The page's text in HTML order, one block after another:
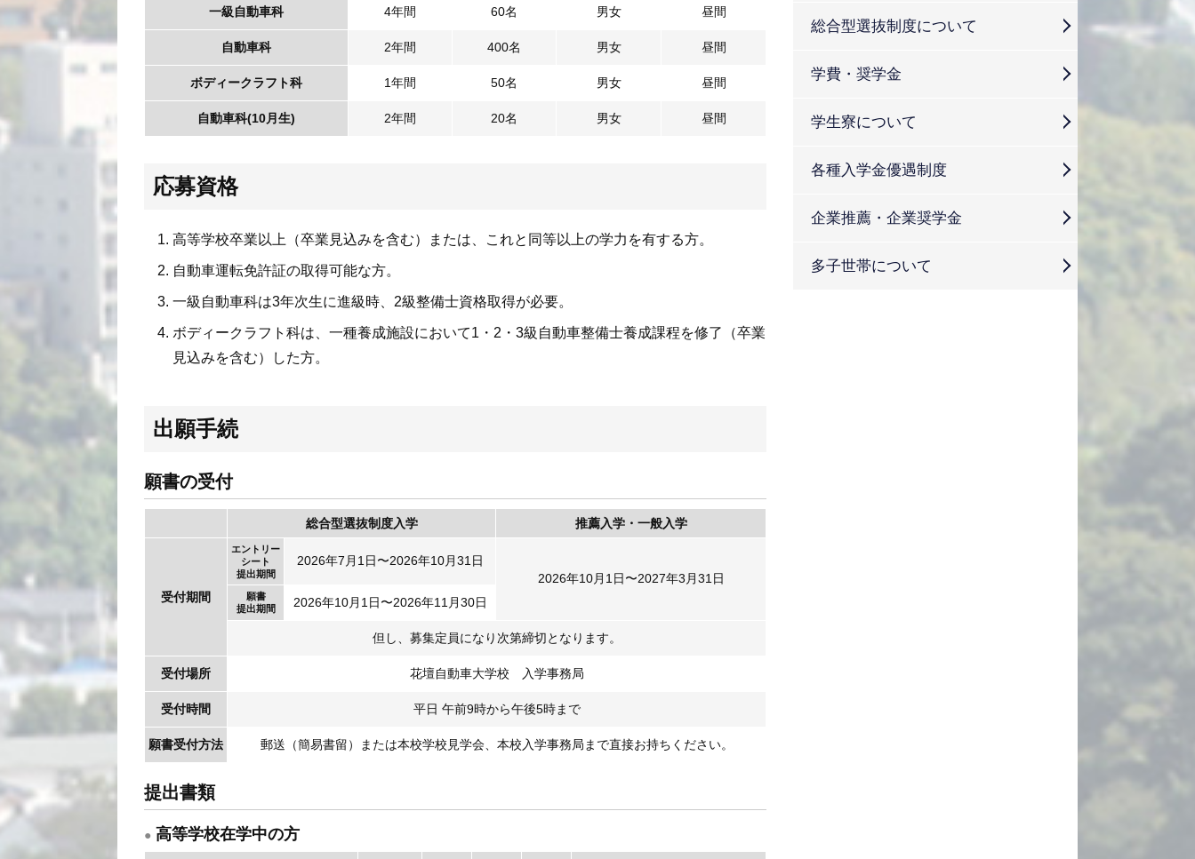
一級自動車科 4年間 60名 男女 昼間
自動車科 2年間 400名 男女 昼間
ボディークラフト科 1年間 50名 男女 昼間
自動車科(10月生) 2年間 20名 男女 昼間
応募資格
高等学校卒業以上（卒業見込みを含む）または、これと同等以上の学力を有する方。
自動車運転免許証の取得可能な方。
一級自動車科は3年次生に進級時、2級整備士資格取得が必要。
ボディークラフト科は、一種養成施設において1・2・3級自動車整備士養成課程を修了（卒業
見込みを含む）した方。
出願手続
願書の受付
総合型選抜制度入学 推薦入学・一般入学
受付期間
エントリー
シート
提出期間
2026年7月1日〜2026年10月31日
2026年10月1日〜2027年3月31日
願書
提出期間
2026年10月1日〜2026年11月30日
但し、募集定員になり次第締切となります。
受付場所 花壇自動車大学校 入学事務局
受付時間 平日 午前9時から午後5時まで
願書受付方法 郵送（簡易書留）または本校学校見学会、本校入学事務局まで直接お持ちください。
提出書類
高等学校在学中の方
総合型選抜制度について
学費・奨学金
学生寮について
各種入学金優遇制度
企業推薦・企業奨学金
多子世帯について